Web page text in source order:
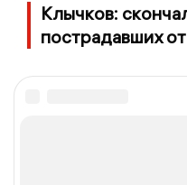
Клычков:
пострадавших